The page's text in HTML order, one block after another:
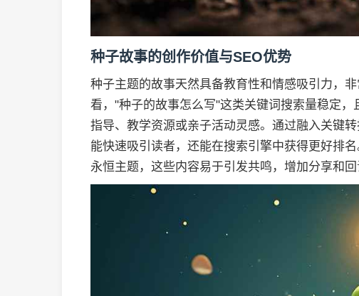
种子故事的创作价值与SEO优势
种子主题的故事天然具备教育性和情感吸引力，
看，"种子的故事怎么写"这类关键词搜索量稳定
指导、教学资源或亲子活动灵感。通过融入关键
能快速吸引读者，还能在搜索引擎中获得更好排
永恒主题，这些内容易于引发共鸣，增加分享和回